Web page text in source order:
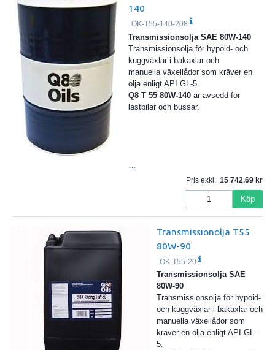
140
OK-T55-140-208
Transmissionsolja SAE 80W-140
Transmissionsolja för hypoid- och
kuggväxlar i bakaxlar och
manuella växellådor som kräver en
olja enligt API GL-5.
Q8 T 55 80W-140är avsedd för
lastbilar och bussar.
Pris exkl. 15 742.69
Köp
Transmissionolja T55
80W-90
OK-T55-20
Transmissionsolja SAE
80W-90
Transmissionsolja för hypoid-
och kuggväxlar i bakaxlar och
manuella växellådor som
kräver en olja enligt API GL-
5.